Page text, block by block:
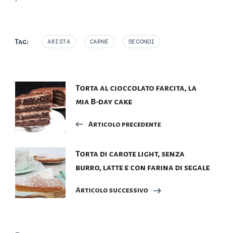
Tag: ARISTA CARNE SECONDI
Navigazione
articoli
Torta al cioccolato farcita, la
mia B-day cake
Articolo precedente
Torta di carote light, senza
burro, latte e con farina di segale
Articolo successivo